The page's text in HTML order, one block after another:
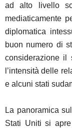
ad alto livello
mediaticamente
diplomatica
buon numero di
considerazione il
l’intensità delle
e alcuni stati
La panoramica
Stati Uniti si